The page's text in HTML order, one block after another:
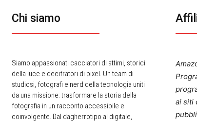
Chi siamo
Siamo appassionati cacciatori di attimi, storici
della luce e decifratori di pixel. Un team di
studiosi, fotografi e nerd della tecnologia uniti
da una missione: trasformare la storia della
fotografia in un racconto accessibile e
coinvolgente. Dal dagherrotipo al digitale,
ai siti